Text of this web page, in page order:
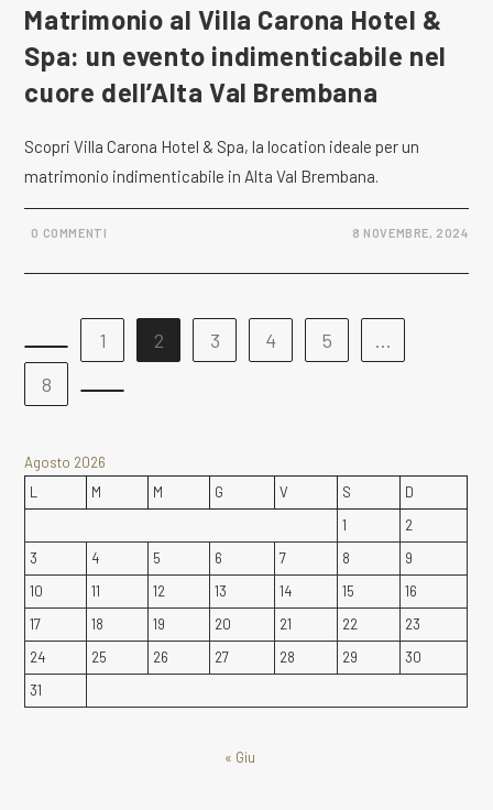
Matrimonio al Villa Carona Hotel &
Spa: un evento indimenticabile nel
cuore dell’Alta Val Brembana
Scopri Villa Carona Hotel & Spa, la location ideale per un
matrimonio indimenticabile in Alta Val Brembana.
0 COMMENTI 8 NOVEMBRE, 2024
Vai alla pagina precedente
1 2 3 4 5
…
8
Agosto 2026
L
M M G V S
D
1
2
3
4 5 6 7 8
9
10
11 12 13 14 15
16
17
18 19 20 21 22
23
24
25 26 27 28 29
30
31
« Giu